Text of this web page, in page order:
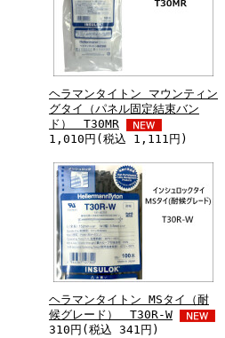
ヘラマンタイトン マウンティン
グタイ（パネル固定結束バン
ド） T30MR
1,010円(税込 1,111円)
ヘラマンタイトン MSタイ（耐
候グレード） T30R-W
310円(税込 341円)